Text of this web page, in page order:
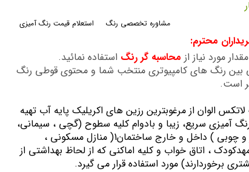
استعلام قیمت رنگ آمیزی مشاوره تخصصی رنگ
محترم:
مورد نیاز از محاسبه گر رنگ استفاده نمائید.
بین رنگ های کامپیوتری منتخب شما و محتوی قوطی رنگ
است.
الوان از مرغوبترين رزين هاي اكريليك پايه آب تهيه
آمیزی سریع، زیبا و بادوام کلیه سطوح (گچی ، سیمانی،
آجری، آردواز و چوبی ) داخل و خارج ساختمان1( منازل مسكوني ،
، اتاق خواب و كليه اماكني كه از لحاظ بهداشتي از
برخوردارند) مورد استفاده قرار می گیرد.